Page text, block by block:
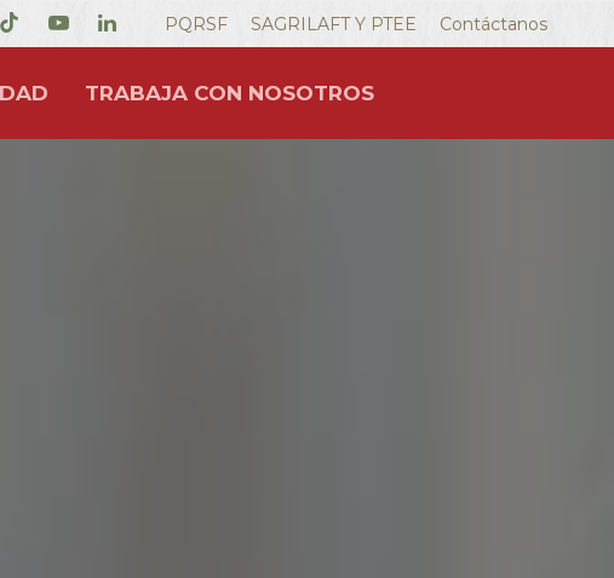
PQRSF SAGRILAFT Y PTEE Contáctanos
TRABAJA CON NOSOTROS